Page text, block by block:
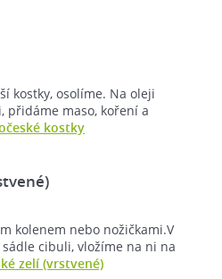
kostky, osolíme. Na oleji
přidáme maso, koření a
kostky
kolenem nebo nožičkami.V
cibuli, vložíme na ni na
zelí (vrstvené)